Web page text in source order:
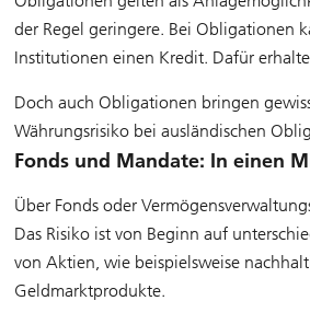
der Regel geringere. Bei Obligationen
Institutionen einen Kredit. Dafür
Doch auch Obligationen bringen
Währungsrisiko bei ausländischen
Fonds und Mandate: In einen
Über Fonds oder
Das Risiko ist von Beginn auf
von Aktien, wie beispielsweise
Geldmarktprodukte.